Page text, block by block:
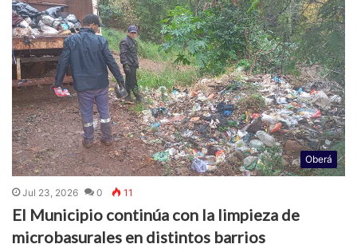
Oberá
Jul 23, 2026 0 11
El Municipio continúa con la limpieza de
microbasurales en distintos barrios